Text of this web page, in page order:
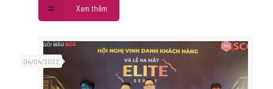
Xem thêm
04/04/2022